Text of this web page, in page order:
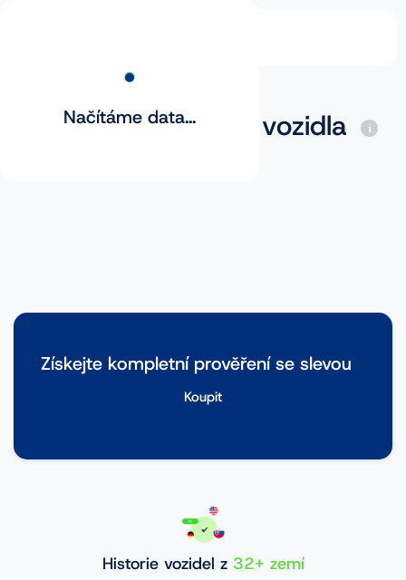
Načítáme data...
Základní prověření vozidla
Získejte kompletní prověření se slevou
Koupit
Historie vozidel z 32+ zemí